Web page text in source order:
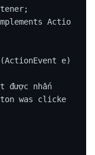
Actio
nhấn